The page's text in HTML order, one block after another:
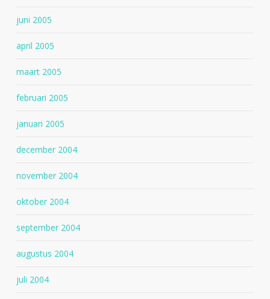
juni 2005
april 2005
maart 2005
februari 2005
januari 2005
december 2004
november 2004
oktober 2004
september 2004
augustus 2004
juli 2004